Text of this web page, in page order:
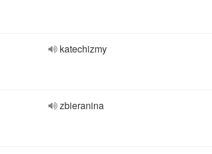
katechizmy
zbieranina